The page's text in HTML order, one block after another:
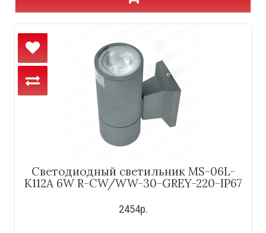
Светодиодный светильник MS-06L-
K112A 6W R-CW/WW-30-GREY-220-IP67
2454р.